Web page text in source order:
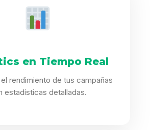
en Tiempo Real
rendimiento de tus campañas
estadísticas detalladas.